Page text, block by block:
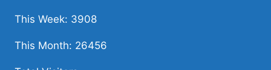
This Week: 3908
This Month: 26456